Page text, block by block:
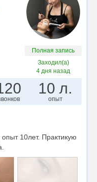
Полная запись
Заходил(а)
4 дня назад
10 л.
опыт
10лет. Практикую